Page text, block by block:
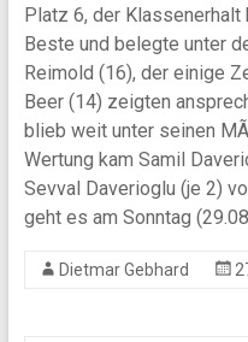
Platz 6, der
Beste und belegte unter
Reimold (16), der einige
Beer (14) zeigten
blieb weit unter seinen
Wertung kam Samil
Sevval Daverioglu (je 2)
geht es am Sonntag
Dietmar Gebhard